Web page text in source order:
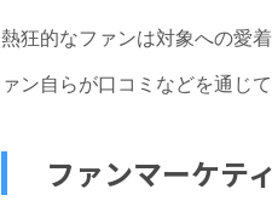
熱狂的なファンは対象への愛
ァン自らが口コミなどを通じ
ファンマーケテ